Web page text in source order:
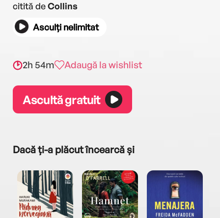
citită deCollins
Asculți nelimitat
2h 54m Adaugă la wishlist
Ascultă gratuit
Dacă ți-a plăcut încearcă și